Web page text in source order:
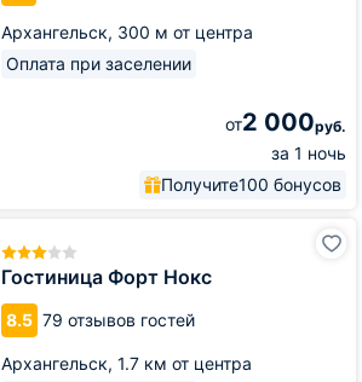
Архангельск, 300 м от центра
Оплата при заселении
от2 000руб.
за 1 ночь
Получите100 бонусов
Гостиница Форт Нокс
8.5 79 отзывов гостей
Архангельск, 1.7 км от центра